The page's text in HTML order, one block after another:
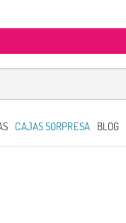
CAJAS SORPRESA BLOG